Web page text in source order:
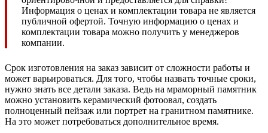
Информация о ценах и комплектации товара не является
публичной офертой. Точную информацию о ценах и
комплектации товара можно получить у менеджеров
компании.
Срок изготовления на заказ зависит от сложности работы и
может варьироваться. Для того, чтобы назвать точные сроки,
нужно знать все детали заказа. Ведь на мраморный памятник
можно установить керамический фотоовал, создать
полноценный пейзаж или портрет на гранитном памятнике.
На это может потребоваться дополнительное время.